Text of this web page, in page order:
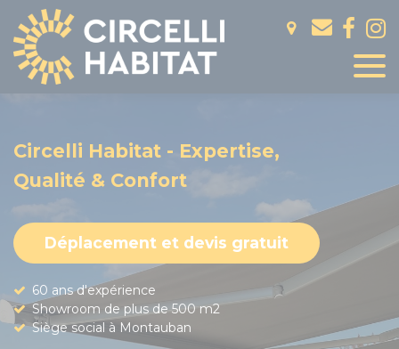
Circelli Habitat - Expertise,
Qualité & Confort
Déplacement et devis gratuit
60 ans d'expérience
Showroom de plus de 500 m2
Siège social à Montauban
Panneau de gestion des cookies